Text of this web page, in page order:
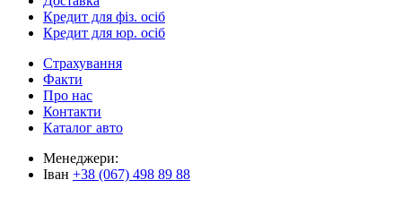
Кредит для фіз. осіб
Кредит для юр. осіб
Страхування
Факти
Про нас
Контакти
Каталог авто
Менеджери:
Іван +38 (067) 498 89 88